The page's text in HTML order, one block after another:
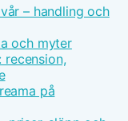
– handling och
och myter
recension,
på